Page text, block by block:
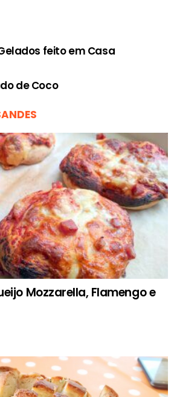
feito em Casa
de Coco
Mozzarella, Flamengo e